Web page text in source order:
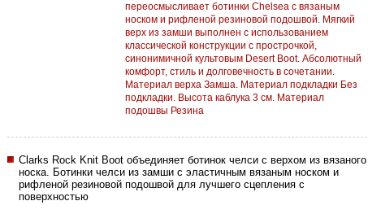
переосмысливает ботинки Chelsea с вязаным
носком и рифленой резиновой подошвой. Мягкий
верх из замши выполнен с использованием
классической конструкции с прострочкой,
синонимичной культовым Desert Boot. Абсолютный
комфорт, стиль и долговечность в сочетании.
Материал верха Замша. Материал подкладки Без
подкладки. Высота каблука 3 см. Материал
подошвы Резина
Clarks Rock Knit Boot объединяет ботинок челси с верхом из вязаного
носка. Ботинки челси из замши с эластичным вязаным носком и
рифленой резиновой подошвой для лучшего сцепления с
поверхностью